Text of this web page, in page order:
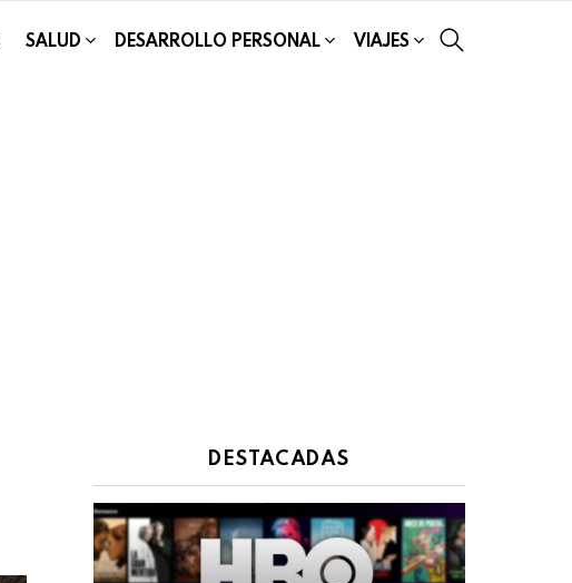
SALUD DESARROLLO PERSONAL VIAJES
DESTACADAS